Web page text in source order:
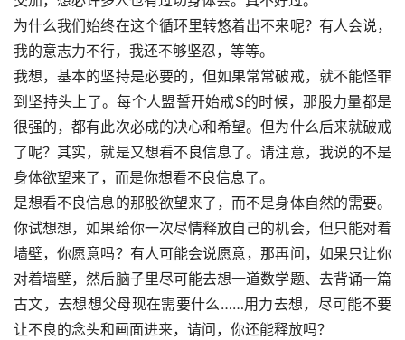
为什么我们始终在这个循环里转悠着出不来呢？有人会说，
我的意志力不行，我还不够坚忍，等等。
我想，基本的坚持是必要的，但如果常常破戒，就不能怪罪
到坚持头上了。每个人盟誓开始戒S的时候，那股力量都是
很强的，都有此次必成的决心和希望。但为什么后来就破戒
了呢？其实，就是又想看不良信息了。请注意，我说的不是
身体欲望来了，而是你想看不良信息了。
是想看不良信息的那股欲望来了，而不是身体自然的需要。
你试想想，如果给你一次尽情释放自己的机会，但只能对着
墙壁，你愿意吗？有人可能会说愿意，那再问，如果只让你
对着墙壁，然后脑子里尽可能去想一道数学题、去背诵一篇
古文，去想想父母现在需要什么……用力去想，尽可能不要
让不良的念头和画面进来，请问，你还能释放吗？